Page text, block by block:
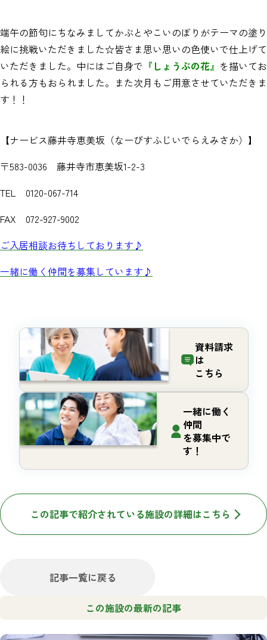
端午の節句にちなみましてかぶとやこいのぼりがテーマの塗り
絵に挑戦いただきました☆皆さま思い思いの色使いで仕上げて
いただきました。中にはご自身で 『しょうぶの花』 を描いてお
られる方もおられました。また次月もご用意させていただきま
す！！
【ナービス藤井寺恵美坂（なーびすふじいでらえみさか）】
〒583-0036 藤井寺市恵美坂1-2-3
TEL 0120-067-714
FAX 072-927-9002
ご入居相談お待ちしております♪
一緒に働く仲間を募集しています♪
資料請求
は
こちら
一緒に働く
仲間
を募集中で
す！
この記事で紹介されている施設の詳細はこちら
記事一覧に戻る
この施設の最新の記事